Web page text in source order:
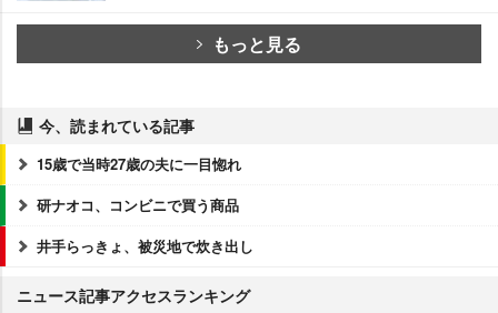
もっと見る
今、読まれている記事
15歳で当時27歳の夫に一目惚れ
研ナオコ、コンビニで買う商品
井手らっきょ、被災地で炊き出し
ニュース記事アクセスランキング